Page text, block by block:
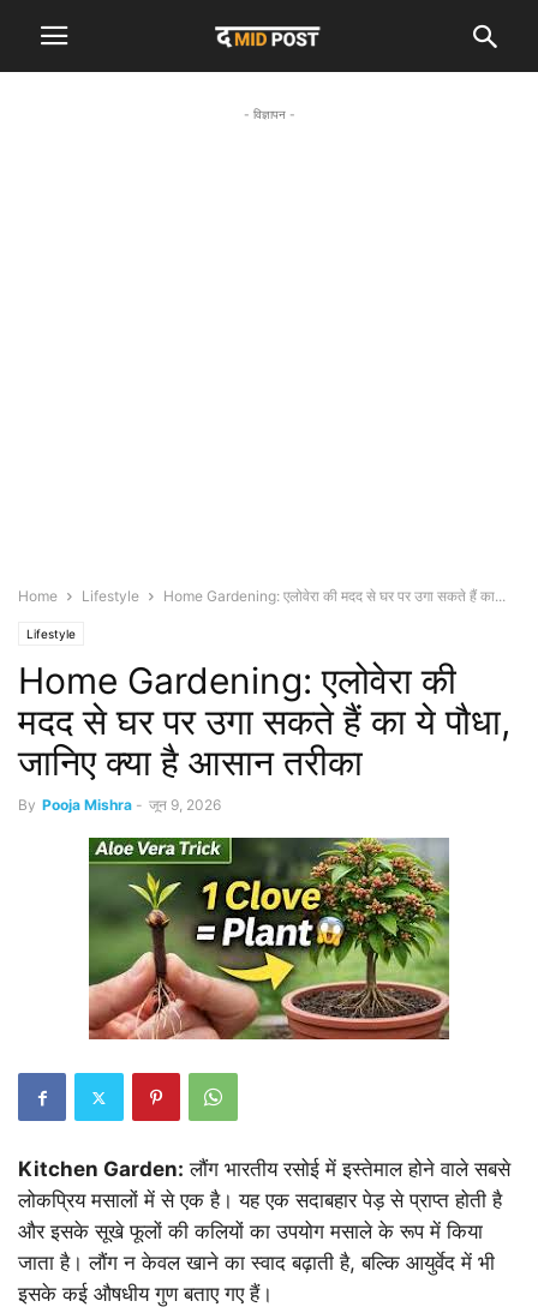
- विज्ञापन -
Home Lifestyle Home Gardening: एलोवेरा की मदद से घर पर उगा सकते हैं का...
Lifestyle
Home Gardening: एलोवेरा की
मदद से घर पर उगा सकते हैं का ये पौधा,
जानिए क्या है आसान तरीका
By Pooja Mishra - जून 9, 2026
Kitchen Garden: लौंग भारतीय रसोई में इस्तेमाल होने वाले सबसे
लोकप्रिय मसालों में से एक है। यह एक सदाबहार पेड़ से प्राप्त होती है
और इसके सूखे फूलों की कलियों का उपयोग मसाले के रूप में किया
जाता है। लौंग न केवल खाने का स्वाद बढ़ाती है, बल्कि आयुर्वेद में भी
इसके कई औषधीय गुण बताए गए हैं।